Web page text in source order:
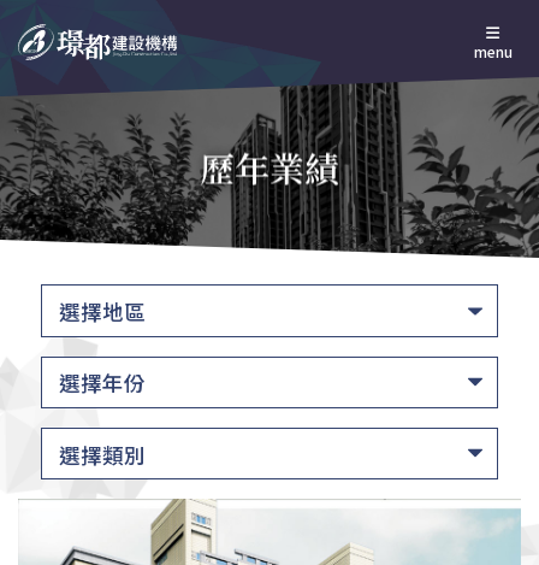
menu
歷年業績